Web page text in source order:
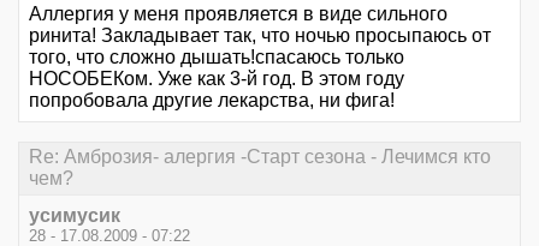
Аллергия у меня проявляется в виде сильного
ринита! Закладывает так, что ночью просыпаюсь от
того, что сложно дышать!спасаюсь только
НОСОБЕКом. Уже как 3-й год. В этом году
попробовала другие лекарства, ни фига!
Re: Амброзия- алергия -Старт сезона - Лечимся кто
чем?
усимусик
28 - 17.08.2009 - 07:22